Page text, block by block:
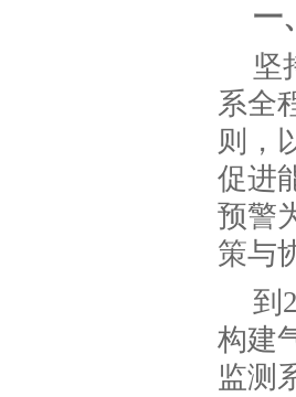
一
坚
系全
则，
促进
预警
策与
到
构建
监测